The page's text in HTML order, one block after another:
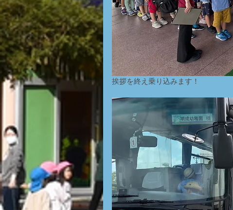
挨拶を終え乗り込みます！